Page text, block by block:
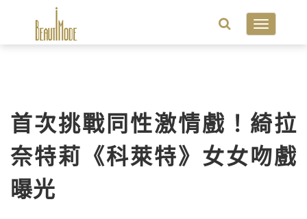
Toggle
首次挑戰同性激情戲！綺拉
奈特莉《科萊特》女女吻戲
曝光